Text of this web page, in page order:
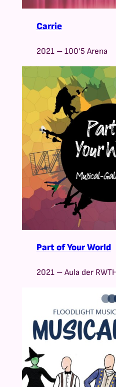
Carrie
2021 – 100’5 Arena
Part of Your World
2021 – Aula der